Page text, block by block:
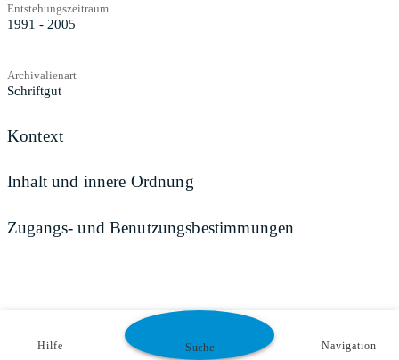
Entstehungszeitraum
1991 - 2005
Archivalienart
Schriftgut
Kontext
Inhalt und innere Ordnung
Zugangs- und Benutzungsbestimmungen
Hilfe Suche Navigation